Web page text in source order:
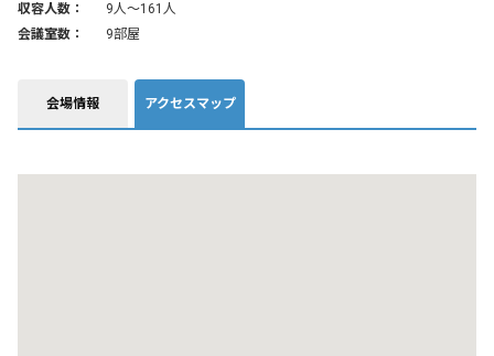
収容人数：
9人〜161人
会議室数：
9部屋
会場情報 アクセスマップ